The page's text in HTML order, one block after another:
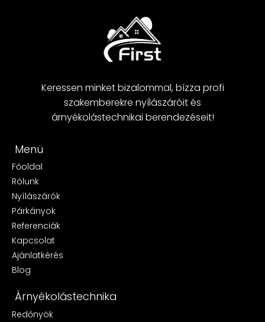
Keressen minket bizalommal, bízza profi
szakemberekre nyílászáróit és
árnyékolástechnikai berendezéseit!
Menü
Főoldal
Rólunk
Nyílászárók
Párkányok
Referenciák
Kapcsolat
Ajánlatkérés
Blog
Árnyékolástechnika
Redőnyök